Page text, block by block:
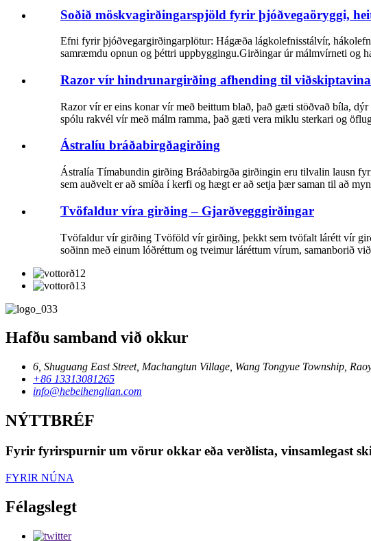
Soðið möskvagirðingarspjöld fyrir þjóðvegaöryggi,
Efni fyrir þjóðvegargirðingarplötur: Hágæða lágkolefnisstálvír,
samræmdu opnun og þéttri uppbyggingu.Girðingar úr málmvírneti og
Razor vír hindrunargirðing afhending til viðskiptavina
Razor vír er eins konar vír með beittum blað, það gæti stöðvað bíla,
spólu rakvél vír með málm ramma, það gæti vera miklu sterkari og
Ástralíu bráðabirgðagirðing
Ástralía Tímabundin girðing Bráðabirgða girðingin eru tilvalin lausn
sem auðvelt er að smíða í kerfi og hægt er að setja þær saman til að
Tvöfaldur víra girðing – Gjarðvegggirðingar
Tvöfaldur vír girðing Tvöföld vír girðing, þekkt sem tvöfalt lárétt vír
soðinn með einum lóðréttum og tveimur láréttum vírum, samanborið
Hafðu samband við okkur
6, Shuguang East Street, Machangtun Village, Wang Tongyue Township,
+86 13313081265
info@hebeihenglian.com
NÝTTBRÉF
Fyrir fyrirspurnir um vörur okkar eða verðlista, vinsamlegast
FYRIR NÚNA
Félagslegt